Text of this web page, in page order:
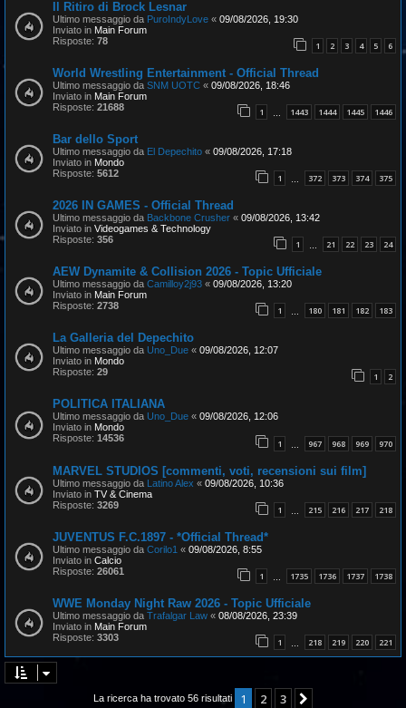
Il Ritiro di Brock Lesnar
Ultimo messaggio da PuroIndyLove « 09/08/2026, 19:30
Inviato in Main Forum
Risposte: 78 1 2 3 4 5 6
World Wrestling Entertainment - Official Thread
Ultimo messaggio da SNM UOTC « 09/08/2026, 18:46
Inviato in Main Forum
Risposte: 21688 1 … 1443 1444 1445 1446
Bar dello Sport
Ultimo messaggio da El Depechito « 09/08/2026, 17:18
Inviato in Mondo
Risposte: 5612 1 … 372 373 374 375
2026 IN GAMES - Official Thread
Ultimo messaggio da Backbone Crusher « 09/08/2026, 13:42
Inviato in Videogames & Technology
Risposte: 356 1 … 21 22 23 24
AEW Dynamite & Collision 2026 - Topic Ufficiale
Ultimo messaggio da Camilloy2j93 « 09/08/2026, 13:20
Inviato in Main Forum
Risposte: 2738 1 … 180 181 182 183
La Galleria del Depechito
Ultimo messaggio da Uno_Due « 09/08/2026, 12:07
Inviato in Mondo
Risposte: 29 1 2
POLITICA ITALIANA
Ultimo messaggio da Uno_Due « 09/08/2026, 12:06
Inviato in Mondo
Risposte: 14536 1 967 968 969 970
MARVEL STUDIOS [commenti, voti, recensioni sui film]
Ultimo messaggio da Latino Alex « 09/08/2026, 10:36
Inviato in TV & Cinema
Risposte: 3269 1 215 216 217 218
JUVENTUS F.C.1897 - *Official Thread*
Ultimo messaggio da Corilo1 « 09/08/2026, 8:55
Inviato in Calcio
Risposte: 26061 1 1735 1736 1737 1738
WWE Monday Night Raw 2026 - Topic Ufficiale
Ultimo messaggio da Trafalgar Law « 08/08/2026, 23:39
Inviato in Main Forum
Risposte: 3303 1 218 219 220 221
La ricerca ha trovato 56 risultati 1 2 3